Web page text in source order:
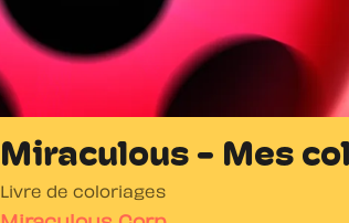
Miraculous - Mes
Livre de coloriages